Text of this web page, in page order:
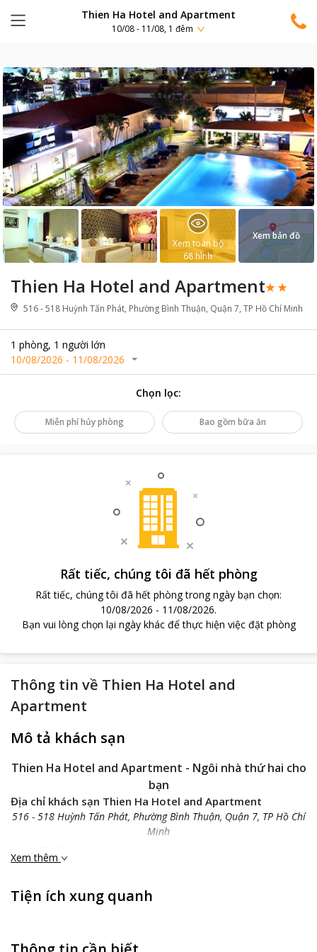
Thien Ha Hotel and Apartment
10/08 - 11/08, 1 đêm
Thien Ha Hotel and Apartment
516 - 518 Huỳnh Tấn Phát, Phường Bình Thuận, Quận 7, TP Hồ Chí Minh
1 phòng, 1 người lớn
10/08/2026 - 11/08/2026
Xem toàn bộ
68 hình
Xem bản đồ
Chọn lọc:
Miễn phí hủy phòng Bao gồm bữa ăn
Rất tiếc, chúng tôi đã hết phòng
Rất tiếc, chúng tôi đã hết phòng trong ngày bạn chọn:
10/08/2026 - 11/08/2026.
Bạn vui lòng chọn lại ngày khác để thực hiện việc đặt phòng
Thông tin về Thien Ha Hotel and
Apartment
Mô tả khách sạn
Thien Ha Hotel and Apartment - Ngôi nhà thứ hai cho
bạn
Địa chỉ khách sạn Thien Ha Hotel and Apartment
516 - 518 Huỳnh Tấn Phát, Phường Bình Thuận, Quận 7, TP Hồ Chí
Minh
Vị trí địa lý
Thien Ha Hotel and Apartment
bay quốc tế Tân Sơn Nhất khoảng 12 km. Từ đây, bạn có thể dễ
như: Thảo Điền, khu du lịch Văn Thánh, cầu Thủ Thiêm...
Xem thêm
Tiện ích xung quanh